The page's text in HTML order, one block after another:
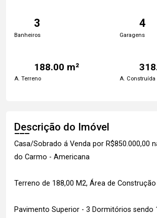
3
Banheiros
4
Garagens
188.00 m²
A. Terreno A. Construída
Descrição do Imóvel
Casa/Sobrado á Venda por R$850.000,00
do Carmo - Americana
Terreno de 188,00 M2, Área de
Pavimento Superior - 3 Dormitórios sendo